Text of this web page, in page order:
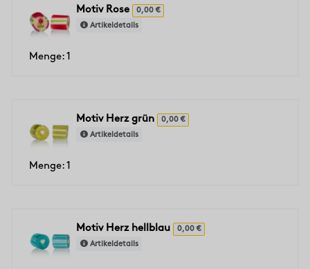
Motiv Rose 0,00 €
Artikeldetails
Menge: 1
Motiv Herz grün 0,00 €
Artikeldetails
Menge: 1
Motiv Herz hellblau 0,00 €
Artikeldetails